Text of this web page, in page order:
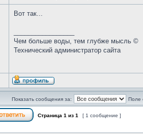
Вот так...
Чем больше воды, тем глубже мысль ©
Технический администратор сайта
Показать сообщения за: Поле
Страница 1 из 1 [ 1 сообщение ]